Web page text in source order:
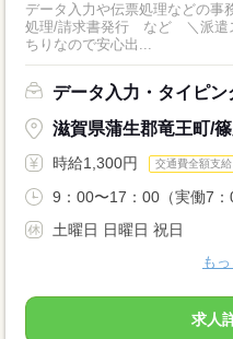
データ入力や伝票処理などの事務 データ入力（システム使用）/伝
処理/請求書発行 など ＼派遣
ちりなので安心出...
データ入力・タイピン
滋賀県蒲生郡竜王町/篠
時給1,300円 交通費全額支給
9：00〜17：00（実働7
土曜日 日曜日 祝日
も
求人